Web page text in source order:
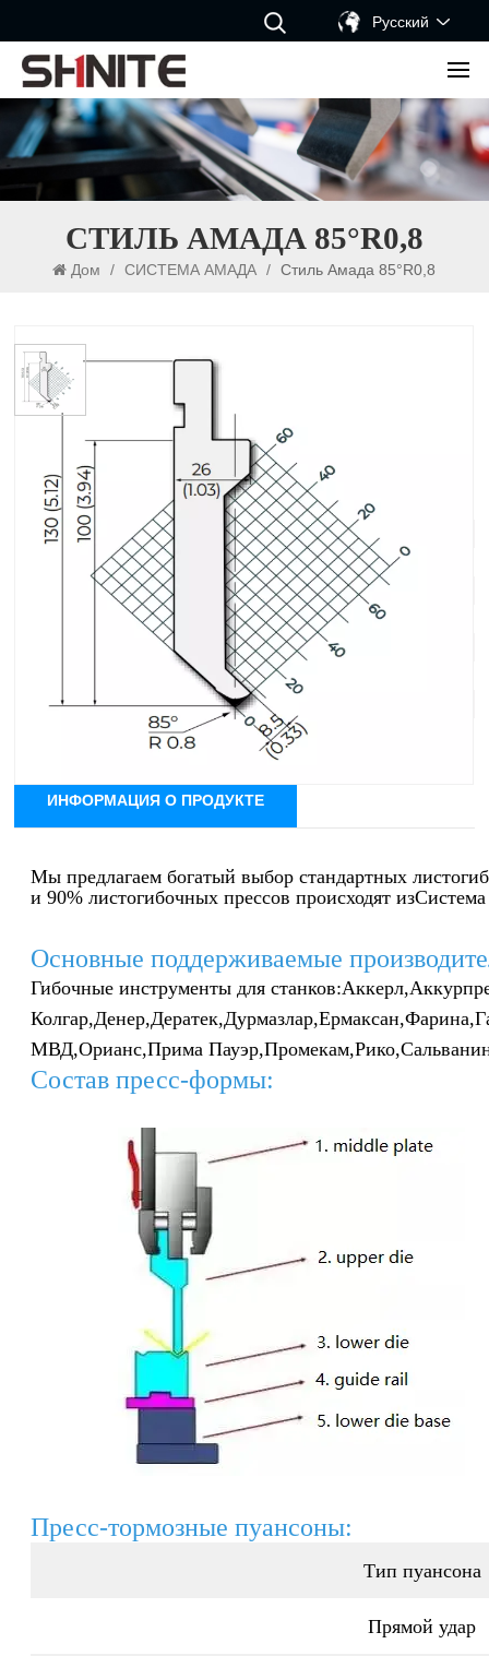
Русский
СТИЛЬ АМАДА 85°R0,8
Дом / СИСТЕМА АМАДА / Стиль Амада 85°R0,8
Стиль Амада 85°R0,8
Система инструментов: Система Амада
Угол: 85°
Радиус: Р0,8 мм
Эффективная высота: 128 мм
Общая высота: 158 мм
Максимальная нагрузка: 800кН/м
Материал: 42КрМо4
ИНФОРМАЦИЯ О ПРОДУКТЕ
Мы предлагаем богатый выбор стандартных
и 90% листогибочных прессов происходят из
Основные поддерживаемые
Гибочные инструменты для станков:Аккерл,
Колгар,Денер,Дератек,Дурмазлар,Ермаксан,Фарина,
МВД,Орианс,Прима Пауэр,Промекам,Рико,
Состав пресс-формы:
Пресс-тормозные пуансоны:
Тип пуансона
Прямой удар